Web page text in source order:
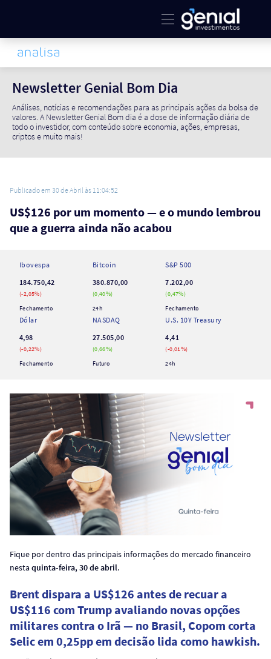
Newsletter Genial Bom Dia
Análises, notícias e recomendações para as principais ações da bolsa de
valores. A Newsletter Genial Bom dia é a dose de informação diária de
todo o investidor, com conteúdo sobre economia, ações, empresas,
criptos e muito mais!
Publicado em 30 de Abril às 11:04:52
US$126 por um momento — e o mundo lembrou
que a guerra ainda não acabou
Ibovespa
184.750,42
(-2,05%)
Fechamento
Bitcoin
380.870,00
(0,40%)
24h
S&P 500
7.202,00
(0,47%)
Fechamento
Dólar
4,98
(-0,22%)
Fechamento
NASDAQ
27.505,00
(0,66%)
Futuro
U.S. 10Y Treasury
4,41
(-0,01%)
24h
Fique por dentro das principais informações do mercado financeiro
nesta quinta-feira, 30 de abril.
Brent dispara a US$126 antes de recuar a
US$116 com Trump avaliando novas opções
militares contra o Irã — no Brasil, Copom corta
Selic em 0,25pp em decisão lida como hawkish.